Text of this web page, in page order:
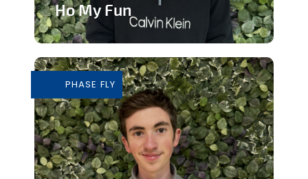
Ho My Fun
inclusive
En savoir plus
PHASE FLY